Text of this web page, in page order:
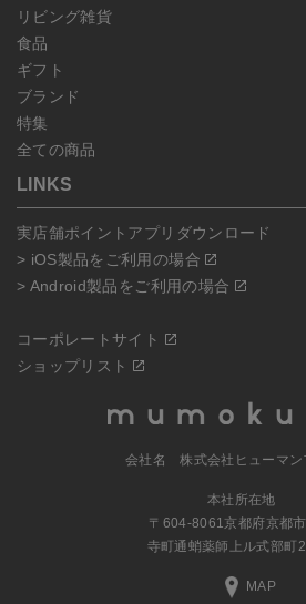
リビング雑貨
食品
ギフト
ブランド
特集
全ての商品
LINKS
実店舗ポイントアプリダウンロード
> iOS製品をご利用の場合
> Android製品をご利用の場合
コーポレートサイト
ショップリスト
会社名 株式会社ヒューマン
本社所在地
〒604-8061京都府京都
寺町通蛸薬師上ル式部町
MAP